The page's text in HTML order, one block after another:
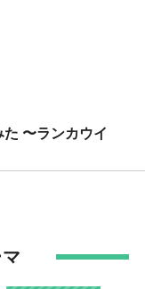
〜ランカウイ